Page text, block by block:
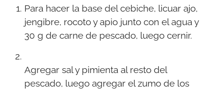
Para hacer la base del cebiche, licuar ajo,
jengibre, rocoto y apio junto con el agua y
30 g de carne de pescado, luego cernir.
Agregar sal y pimienta al resto del
pescado, luego agregar el zumo de los